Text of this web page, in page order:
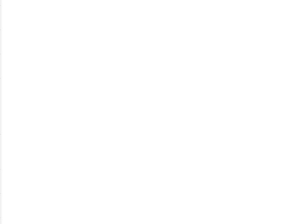
商品もあることをご了承ください。
の社内データに基づき作成されるも
なる場合があることをご了承くださ
様担当のオムロン制御機器販売店・
洩または開示しないようお願いしま
可能な商品です。
える予定のある商品です。
対応品を出す予定はありません。
た場合などやむを得ず変更すること
ジル（BBP） 1000ppm以下、フタル酸ジブチ
います。
。
します。
示します。
化ジフェニルエーテル類) : 1000ppm、
タル酸ブチルベンジル) : 1000ppm、
輸出されないよう必要な手段を講じ
はその他武器並びにこれらの製造装
の内容を当該第三者に通知します。
たはお客様担当のオムロン制御